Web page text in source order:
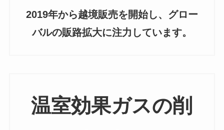
2019年から越境販売を開始し、グロー
バルの販路拡大に注力しています。
温室効果ガスの削